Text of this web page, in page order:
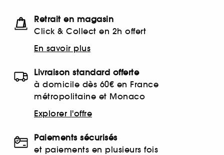
Retrait en magasin
Click & Collect en 2h offert
En savoir plus
Livraison standard offerte
à domicile dès 60€ en France
métropolitaine et Monaco
Explorer l'offre
Paiements sécurisés
et paiements en plusieurs fois